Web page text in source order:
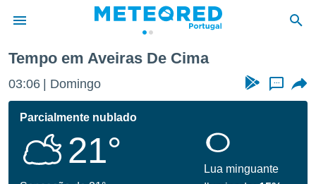
da
foi
fornecidas
Tempo em Aveiras De Cima
03:06 Domingo ...
Parcialmente nublado
21°
Lua minguante